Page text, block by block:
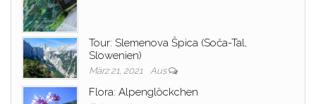
Tour: Slemenova Špica (Soča-Tal,
Slowenien)
März 21, 2021 Aus
Flora: Alpenglöckchen